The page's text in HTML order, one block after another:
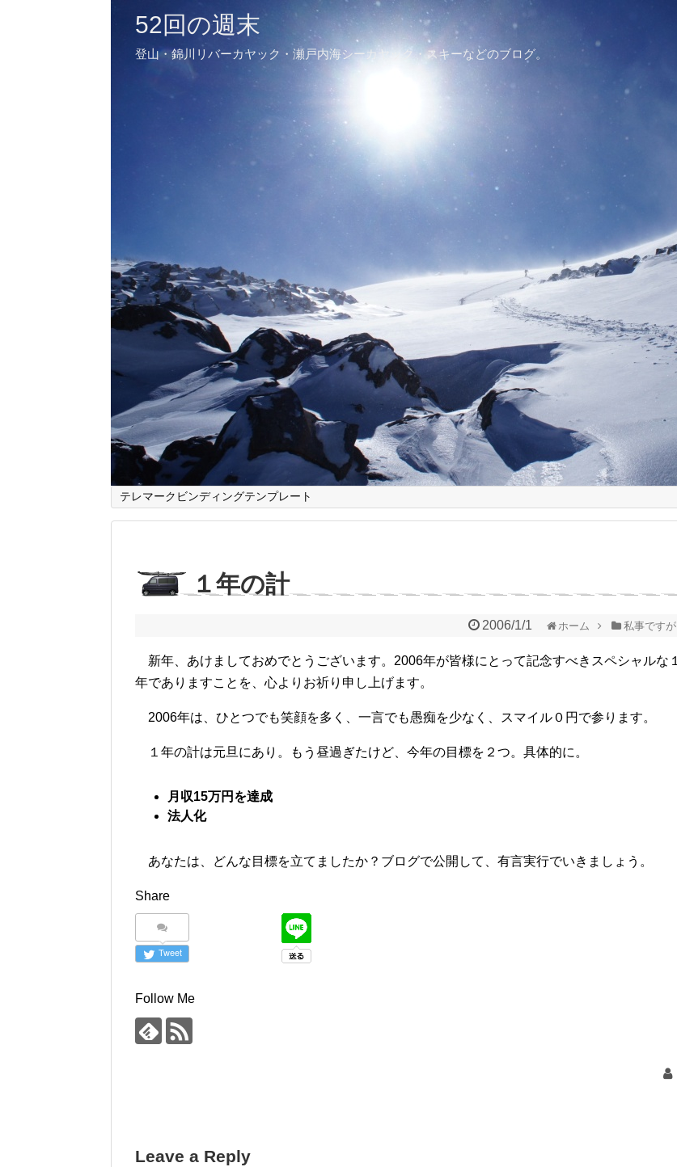
52回の週末
登山・錦川リバーカヤック・瀬戸内海シーカヤック・スキーなどのブログ。
テレマークビンディングテンプレート
１年の計
2006/1/1 ホーム 私事ですが
新年、あけましておめでとうございます。2006年が皆様にとって記念すべきスペシャルな１
年でありますことを、心よりお祈り申し上げます。
2006年は、ひとつでも笑顔を多く、一言でも愚痴を少なく、スマイル０円で参ります。
１年の計は元旦にあり。もう昼過ぎたけど、今年の目標を２つ。具体的に。
月収15万円を達成
法人化
あなたは、どんな目標を立てましたか？ブログで公開して、有言実行でいきましょう。
Share
Tweet
Follow Me
Leave a Reply